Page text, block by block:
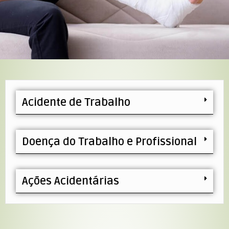
Acidente de Trabalho
Doença do Trabalho e Profissional
Ações Acidentárias